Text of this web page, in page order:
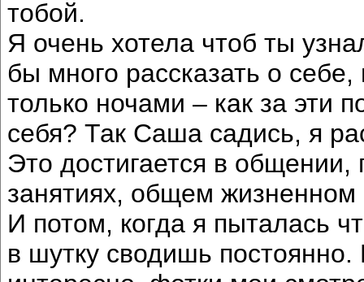
тобой.
Я очень хотела чтоб ты
бы много рассказать о
только ночами – как за эти
себя? Так Саша садись, я
Это достигается в
занятиях, общем
И потом, когда я пыталась
в шутку сводишь